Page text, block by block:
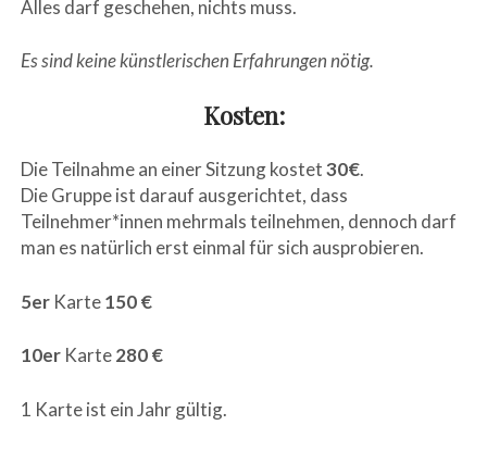
Alles darf geschehen, nichts muss.
Es sind keine künstlerischen Erfahrungen nötig.
Kosten:
Die Teilnahme an einer Sitzung kostet30€.
Die Gruppe ist darauf ausgerichtet, dass
Teilnehmer*innen mehrmals teilnehmen, dennoch darf
man es natürlich erst einmal für sich ausprobieren.
5erKarte150 €
10erKarte280 €
1 Karte ist ein Jahr gültig.